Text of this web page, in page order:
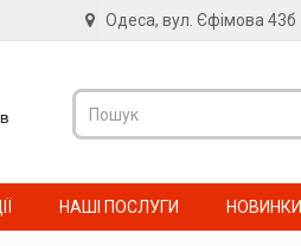
Одеса, вул. Єфімова 43б
НАШІ ПОСЛУГИ НОВИНКИ